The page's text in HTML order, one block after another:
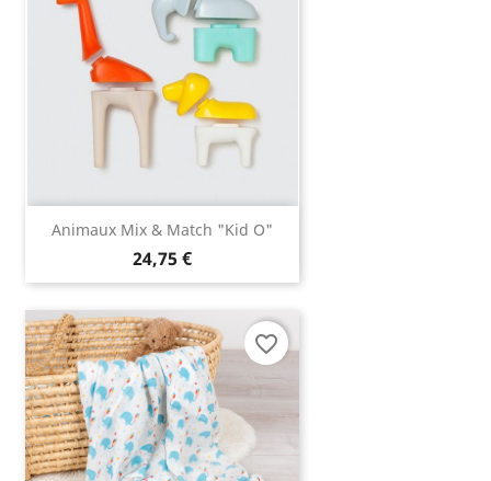
Animaux Mix & Match "Kid O"
24,75 €
favorite_border